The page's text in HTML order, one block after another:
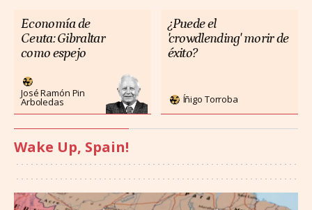
Economía de
Ceuta: Gibraltar
como espejo
José Ramón Pin
Arboledas
¿Puede el
'crowdlending' morir de
éxito?
Íñigo Torroba
Wake Up, Spain!